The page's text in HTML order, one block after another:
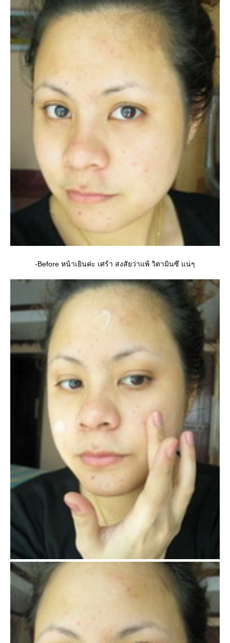
-Before หน้าเยินค่ะ เศร้า สงสัยว่าแพ้ วิตามินซี แน่ๆ